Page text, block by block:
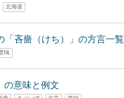
北海道
「吝嗇（けち）」の方言一覧
味
の意味と例文